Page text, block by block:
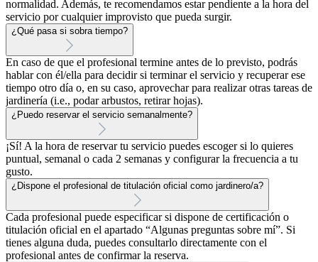
normalidad. Además, te recomendamos estar pendiente a la hora del
servicio por cualquier improvisto que pueda surgir.
¿Qué pasa si sobra tiempo?
En caso de que el profesional termine antes de lo previsto, podrás
hablar con él/ella para decidir si terminar el servicio y recuperar ese
tiempo otro día o, en su caso, aprovechar para realizar otras tareas de
jardinería (i.e., podar arbustos, retirar hojas).
¿Puedo reservar el servicio semanalmente?
¡Sí! A la hora de reservar tu servicio puedes escoger si lo quieres
puntual, semanal o cada 2 semanas y configurar la frecuencia a tu
gusto.
¿Dispone el profesional de titulación oficial como jardinero/a?
Cada profesional puede especificar si dispone de certificación o
titulación oficial en el apartado “Algunas preguntas sobre mí”. Si
tienes alguna duda, puedes consultarlo directamente con el
profesional antes de confirmar la reserva.